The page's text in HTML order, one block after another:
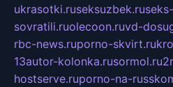
ukrasotki.ruseksuzbek.ru
sovratili.ruolecoon.ruvd-
rbc-news.ruporno-skvirt.ru
13autor-kolonka.rusormol.ru
hostserve.ruporno-na-